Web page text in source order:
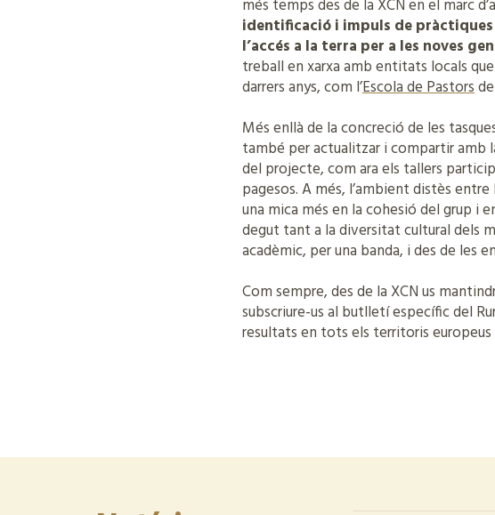
més temps des de la XCN en el marc
identificació i impuls de
l’accés a la terra per a les noves
treball en xarxa amb entitats locals
darrers anys, com l’Escola de Pastors
Més enllà de la concreció de les
també per actualitzar i compartir amb
del projecte, com ara els tallers
pagesos. A més, l’ambient distès
una mica més en la cohesió del grup i
degut tant a la diversitat cultural dels
acadèmic, per una banda, i des de les
Com sempre, des de la XCN us
subscriure-us al butlletí específic del
resultats en tots els territoris europeus